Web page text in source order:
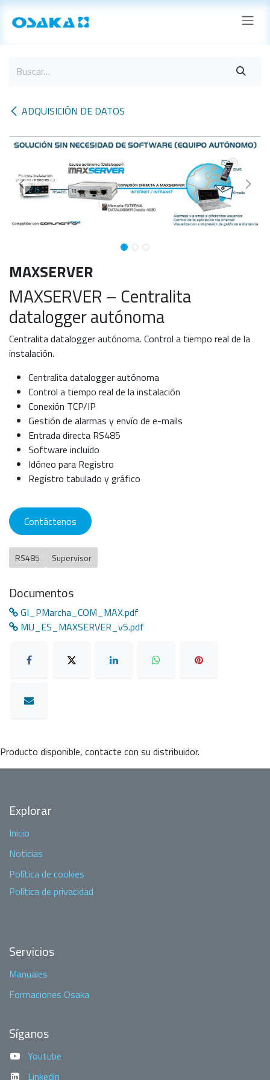
Ir al contenido
ADQUISICIÓN DE DATOS
MAXSERVER
MAXSERVER – Centralita
datalogger autónoma
Centralita datalogger autónoma. Control a tiempo real de la
instalación.
Centralita datalogger autónoma
Control a tiempo real de la instalación
Conexión TCP/IP
Gestión de alarmas y envío de e-mails
Entrada directa RS485
Software incluido
Idóneo para Registro
Registro tabulado y gráfico
Contáctenos
RS485 Supervisor
Documentos
GI_PMarcha_COM_MAX.pdf
MU_ES_MAXSERVER_v5.pdf
Producto disponible, contacte con su distribuidor.
Explorar
Inicio
Noticias
Política de cookies
Política de privacidad
Servicios
Manuales
Formaciones Osaka
Síganos
Youtube
Linkedin